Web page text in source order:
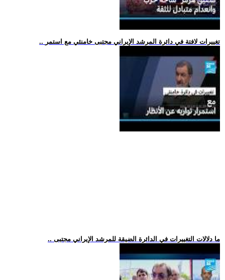
.. تغييرات لافتة في دائرة المرشد الإيراني مجتبى خامنئي مع استمر
.. ما دلالات التغييرات في الدائرة الضيقة للمرشد الإيراني مجتبى